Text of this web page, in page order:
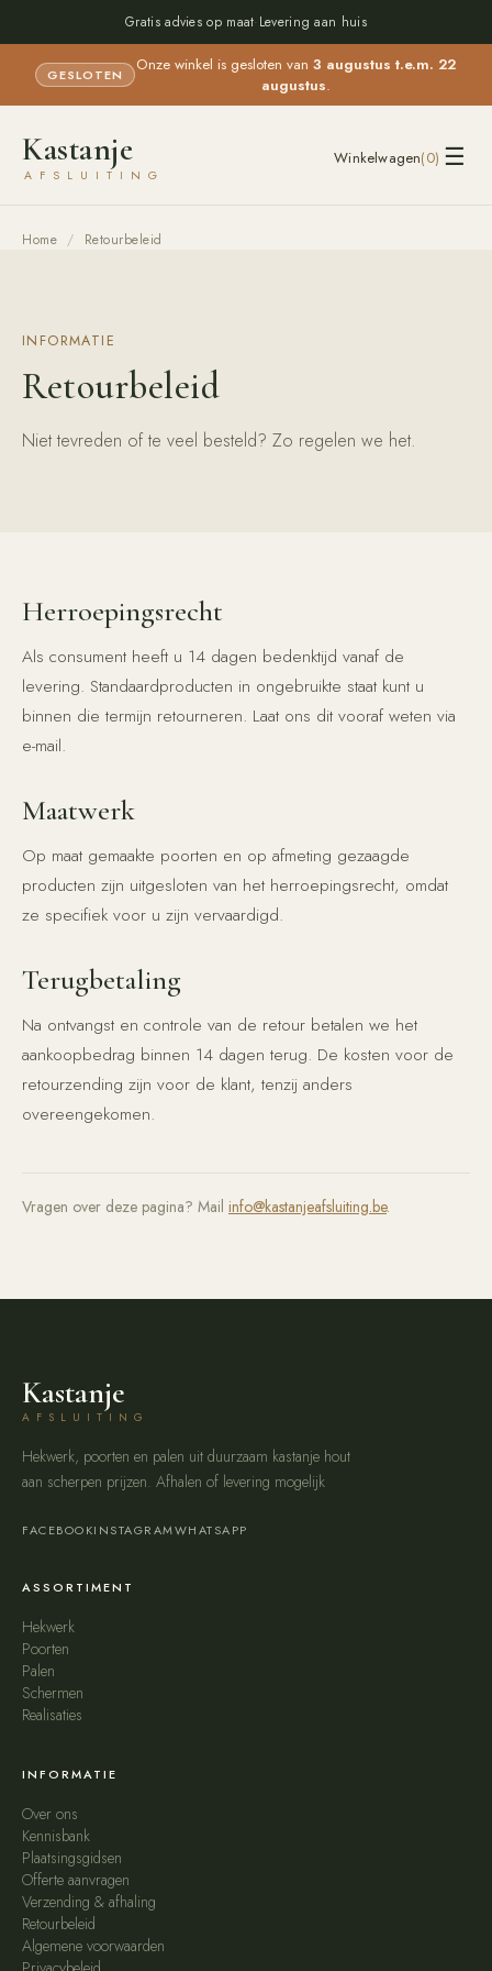
Gratis advies op maat· Levering aan huis
GESLOTEN Onze winkel is gesloten van 3 augustus t.e.m. 22
augustus.
☰
Kastanje
AFSLUITING
Winkelwagen(0)
Home / Retourbeleid
INFORMATIE
Retourbeleid
Niet tevreden of te veel besteld? Zo regelen we het.
Herroepingsrecht
Als consument heeft u 14 dagen bedenktijd vanaf de
levering. Standaardproducten in ongebruikte staat kunt u
binnen die termijn retourneren. Laat ons dit vooraf weten via
e-mail.
Maatwerk
Op maat gemaakte poorten en op afmeting gezaagde
producten zijn uitgesloten van het herroepingsrecht, omdat
ze specifiek voor u zijn vervaardigd.
Terugbetaling
Na ontvangst en controle van de retour betalen we het
aankoopbedrag binnen 14 dagen terug. De kosten voor de
retourzending zijn voor de klant, tenzij anders
overeengekomen.
Vragen over deze pagina? Mail info@kastanjeafsluiting.be.
Kastanje
AFSLUITING
Hekwerk, poorten en palen uit duurzaam kastanje hout
aan scherpen prijzen. Afhalen of levering mogelijk
FACEBOOKINSTAGRAMWHATSAPP
ASSORTIMENT
Hekwerk
Poorten
Palen
Schermen
Realisaties
INFORMATIE
Over ons
Kennisbank
Plaatsingsgidsen
Offerte aanvragen
Verzending & afhaling
Retourbeleid
Algemene voorwaarden